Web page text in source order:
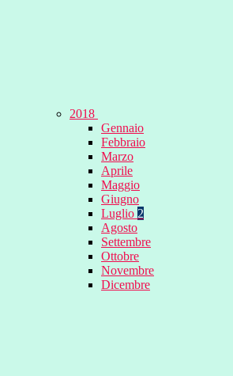
2018
Gennaio
Febbraio
Marzo
Aprile
Maggio
Giugno
Luglio 2
Agosto
Settembre
Ottobre
Novembre
Dicembre